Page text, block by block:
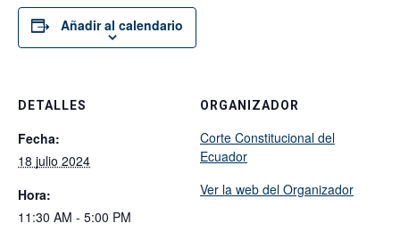
Añadir al calendario
DETALLES
Fecha:
18 julio 2024
Hora:
11:30 AM - 5:00 PM
ORGANIZADOR
Corte Constitucional del
Ecuador
Ver la web del Organizador